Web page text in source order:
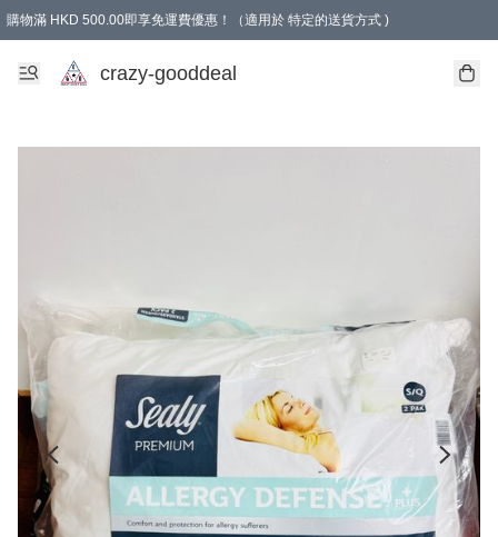
購物滿 HKD 500.00即享免運費優惠！（適用於 特定的送貨方式 )
成為會員可享免費禮品
crazy-gooddeal